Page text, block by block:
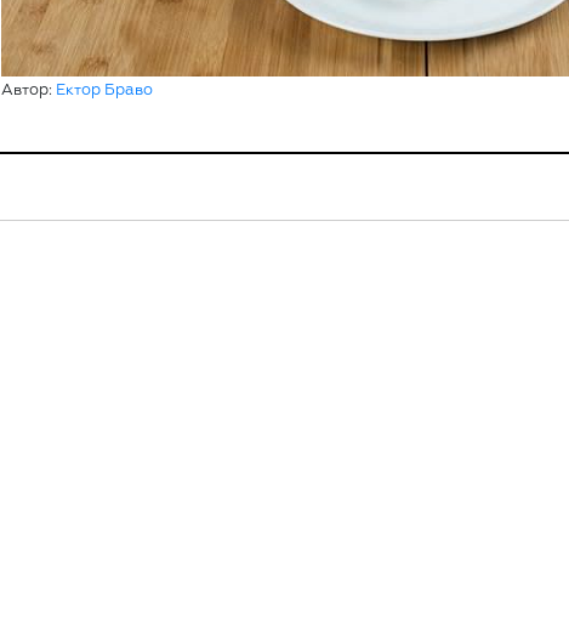
Автор: Ектор Браво